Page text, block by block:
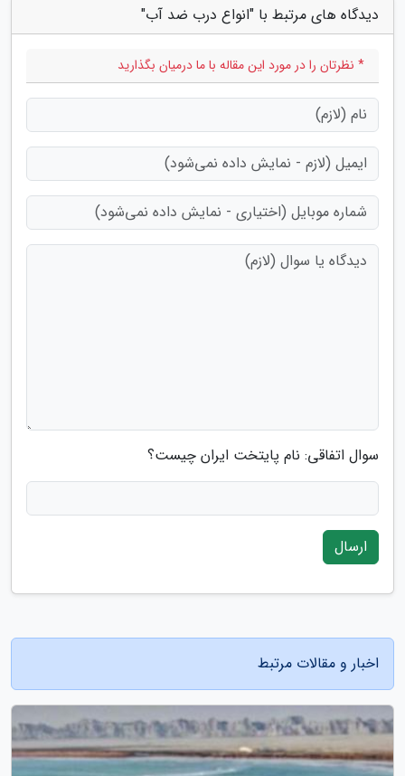
دیدگاه های مرتبط با "انواع درب ضد آب"
* نظرتان را در مورد این مقاله با ما درمیان بگذارید
سوال اتفاقی: نام پایتخت ایران چیست؟
ارسال
اخبار و مقالات مرتبط